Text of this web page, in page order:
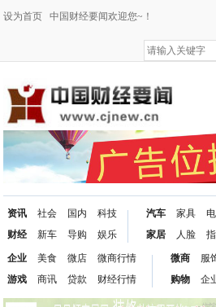
设为首页 中国财经要闻欢迎您~！
资讯
财经
社会
新车
国内
导购
科技
娱乐
汽车
家居
家具
人脸
企业
游戏
美食
商讯
微店
贷款
微商行情
财经行情
微商
购物
服
企